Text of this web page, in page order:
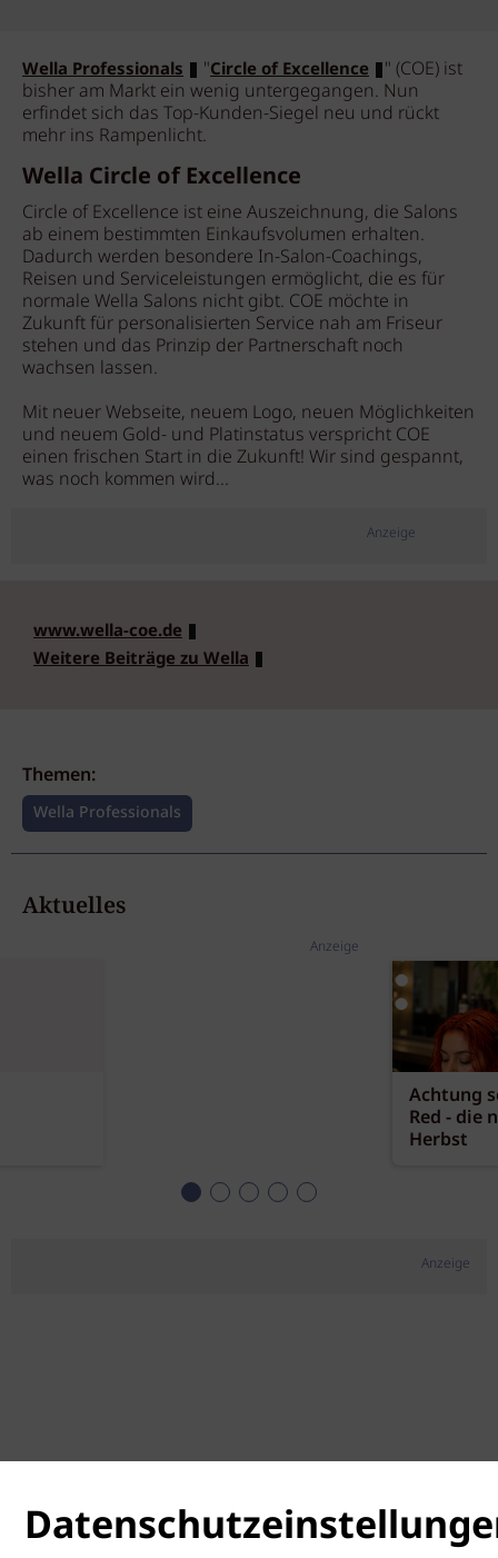
Wella Professionals "Circle of Excellence
" (COE) ist
bisher am Markt ein wenig untergegangen. Nun
erfindet sich das Top-Kunden-Siegel neu und rückt
mehr ins Rampenlicht.
Wella Circle of Excellence
Circle of Excellence ist eine Auszeichnung, die Salons
ab einem bestimmten Einkaufsvolumen erhalten.
Dadurch werden besondere In-Salon-Coachings,
Reisen und Serviceleistungen ermöglicht, die es für
normale Wella Salons nicht gibt. COE möchte in
Zukunft für personalisierten Service nah am Friseur
stehen und das Prinzip der Partnerschaft noch
wachsen lassen.
Mit neuer Webseite, neuem Logo, neuen Möglichkeiten
und neuem Gold- und Platinstatus verspricht COE
einen frischen Start in die Zukunft! Wir sind gespannt,
was noch kommen wird...
Anzeige
www.wella-coe.de
Weitere Beiträge zu Wella
Themen:
Wella Professionals
Aktuelles
Anzeige
Achtung
Red - die
Herbst
Anzeige